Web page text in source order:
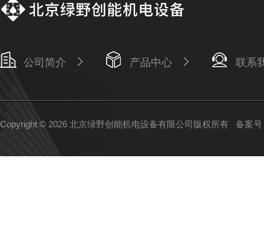
公司简介 产品中心 联系
Copyright © 2026 北京绿野创能机电设备有限公司版权所有 备案